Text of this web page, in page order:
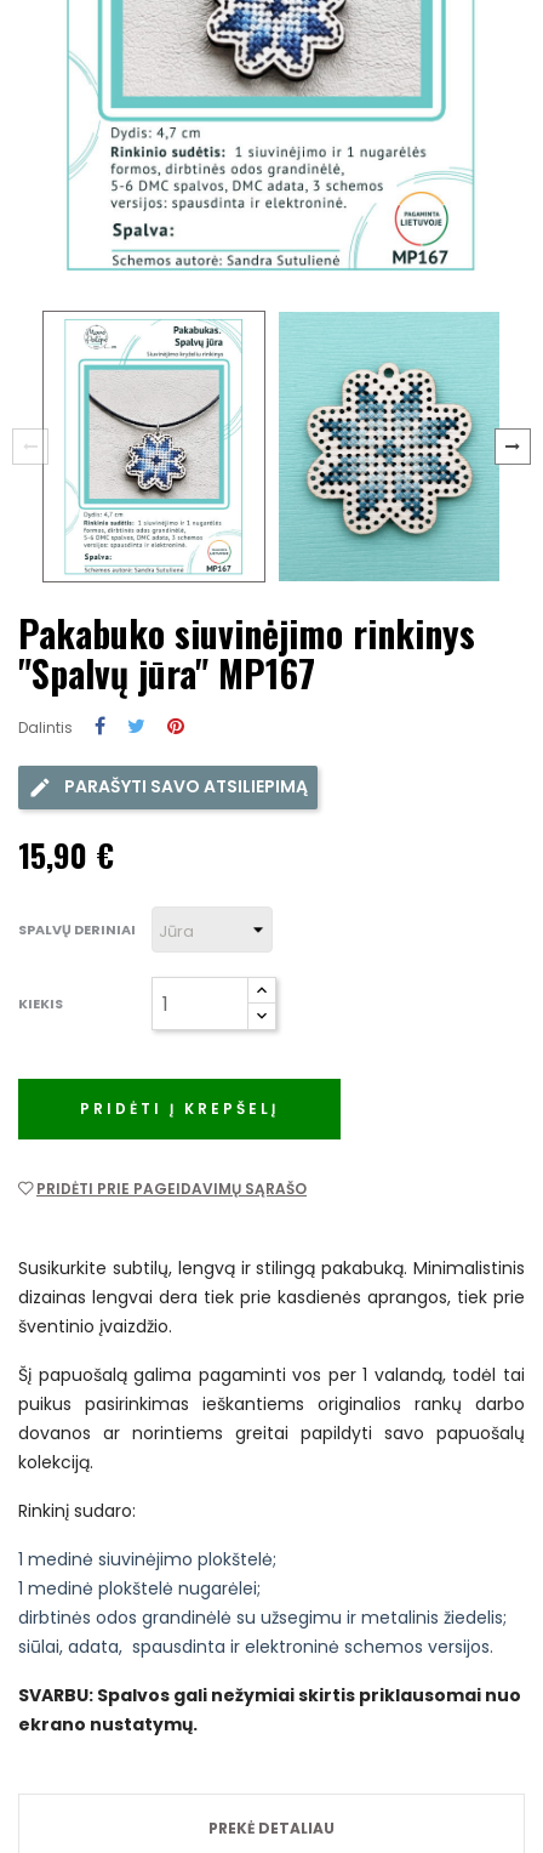
Pakabuko siuvinėjimo rinkinys
"Spalvų jūra" MP167
Dalintis
PARAŠYTI SAVO ATSILIEPIMĄ
15,90 €
SPALVŲ DERINIAI
KIEKIS
PRIDĖTI Į KREPŠELĮ
PRIDĖTI PRIE PAGEIDAVIMŲ SĄRAŠO
Susikurkite subtilų, lengvą ir stilingą pakabuką. Minimalistinis
dizainas lengvai dera tiek prie kasdienės aprangos, tiek prie
šventinio įvaizdžio.
Šį papuošalą galima pagaminti vos per 1 valandą, todėl tai
puikus pasirinkimas ieškantiems originalios rankų darbo
dovanos ar norintiems greitai papildyti savo papuošalų
kolekciją.
Rinkinį sudaro:
1 medinė siuvinėjimo plokštelė;
1 medinė plokštelė nugarėlei;
dirbtinės odos grandinėlė su užsegimu ir metalinis žiedelis;
siūlai, adata, spausdinta ir elektroninė schemos versijos.
SVARBU: Spalvos gali nežymiai skirtis priklausomai nuo
ekrano nustatymų.
PREKĖ DETALIAU